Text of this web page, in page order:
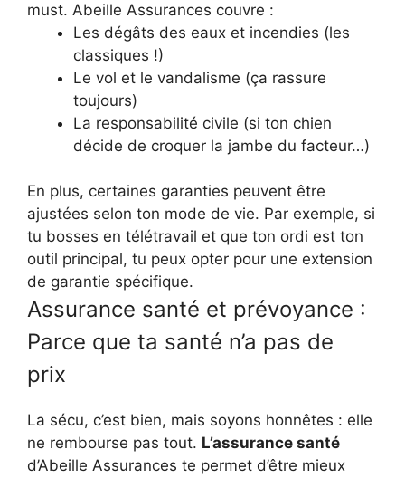
must. Abeille Assurances couvre :
Les dégâts des eaux et incendies (les
classiques !)
Le vol et le vandalisme (ça rassure
toujours)
La responsabilité civile (si ton chien
décide de croquer la jambe du facteur…)
En plus, certaines garanties peuvent être
ajustées selon ton mode de vie. Par exemple, si
tu bosses en télétravail et que ton ordi est ton
outil principal, tu peux opter pour une extension
de garantie spécifique.
Assurance santé et prévoyance :
Parce que ta santé n’a pas de
prix
La sécu, c’est bien, mais soyons honnêtes : elle
ne rembourse pas tout. L’assurance santé
d’Abeille Assurances te permet d’être mieux